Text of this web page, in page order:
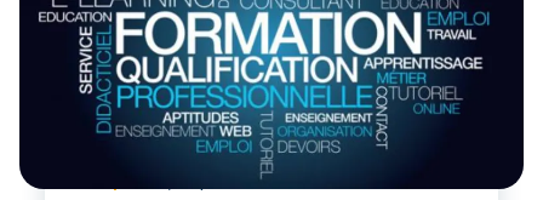
Formations
Le point Clé